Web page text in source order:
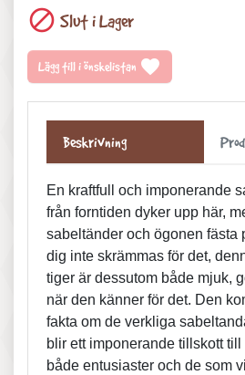
 Slut i Lager
Lägg till i önskelistan favorite
Beskrivning
En kraftfull och imponerande
från forntiden dyker upp här,
sabeltänder och ögonen fästa
dig inte skrämmas för det,
tiger är dessutom både mjuk,
när den känner för det. Den
fakta om de verkliga
blir ett imponerande tillskott
både entusiaster och de som